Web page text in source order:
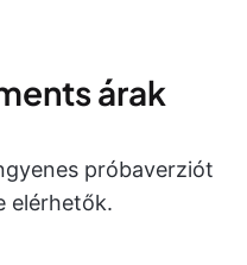
árak
próbaverziót
elérhetők.